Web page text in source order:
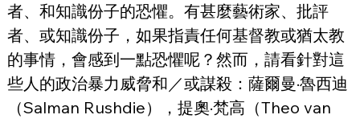
者、和知識份子的恐懼。有甚麼藝術家、批評
者、或知識份子，如果指責任何基督教或猶太教
的事情，會感到一點恐懼呢？然而，請看針對這
些人的政治暴力威脅和／或謀殺：薩爾曼·魯西迪
（Salman Rushdie），提奧·梵高（Theo van